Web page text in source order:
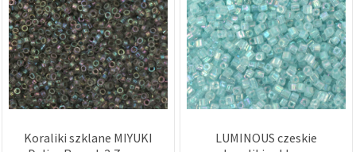
Koraliki szklane MIYUKI
LUMINOUS czeskie